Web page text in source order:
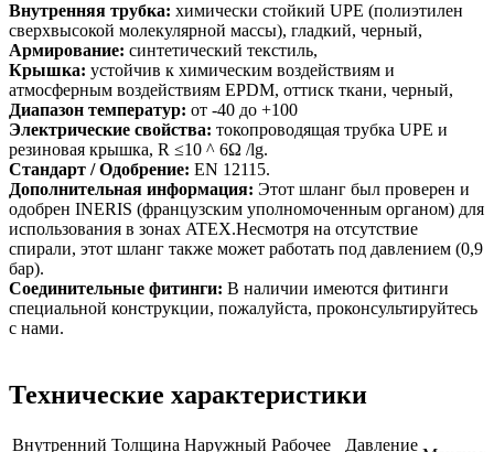
Внутренняя трубка: химически стойкий UPE (полиэтилен
сверхвысокой молекулярной массы), гладкий, черный,
Армирование: синтетический текстиль,
Крышка: устойчив к химическим воздействиям и
атмосферным воздействиям EPDM, оттиск ткани, черный,
Диапазон температур: от -40 до +100
Электрические свойства: токопроводящая трубка UPE и
резиновая крышка, R ≤10 ^ 6Ω /lg.
Стандарт / Одобрение: EN 12115.
Дополнительная информация: Этот шланг был проверен и
одобрен INERIS (французским уполномоченным органом) для
использования в зонах ATEX.Несмотря на отсутствие
спирали, этот шланг также может работать под давлением (0,9
бар).
Соединительные фитинги: В наличии имеются фитинги
специальной конструкции, пожалуйста, проконсультируйтесь
с нами.
Технические характеристики
Внутренний Толщина Наружный Рабочее
Давление